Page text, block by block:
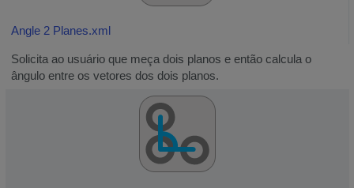
Angle 2 Planes.xml
Solicita ao usuário que meça dois planos e então calcula o
ângulo entre os vetores dos dois planos.